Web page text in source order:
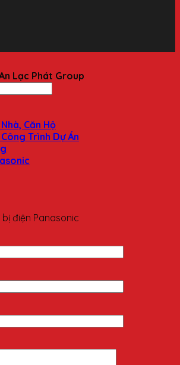
Lạc Phát Group
Căn Hộ
Trình Dự Án
điện Panasonic